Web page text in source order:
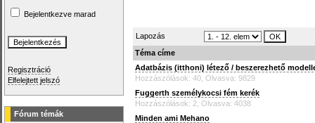
Bejelentkezve marad
Regisztráció
Elfelejtett jelszó
Fórum témák
Lapozás
Téma címe
Adatbázis (itthoni) létező / beszerezhető
Hozzászólások: 40, Olvasva: 9829
Fuggerth személykocsi fém kerék
Hozzászólások: 2, Olvasva: 4038
Minden ami Mehano